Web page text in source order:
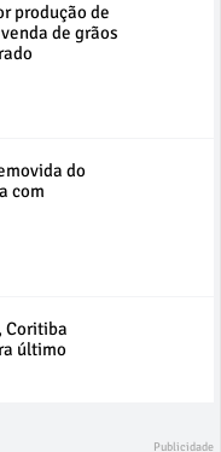
produção de
de grãos
do
com
Coritiba
último